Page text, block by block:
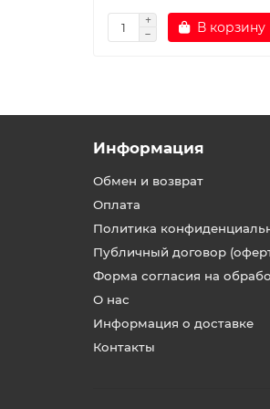
В корзину
Информация
Обмен и возврат
Оплата
Политика
Публичный договор
Форма согласия на
О нас
Информация о доставке
Контакты